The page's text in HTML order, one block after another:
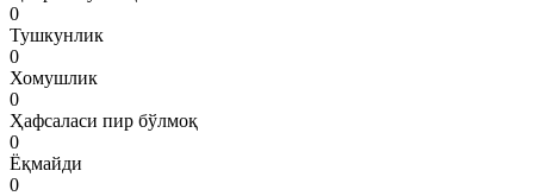
0
Тушкунлик
0
Хомушлик
0
Ҳафсаласи пир бўлмоқ
0
Ёқмайди
0